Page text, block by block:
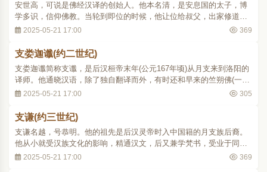
安世高，可说是佛经汉译的创始人。他本名清，是安息国的太子，博
学多识，信仰佛教。当轮到即位的时候，他让位给叔父，出家修道。
他精研阿毗昙，修习禅定，游化西域各地；于汉桓帝建和初年(147)，
相当时期，在宫廷内和社会上都有一些信徒..
2025-05-21 17:00 369
支娄迦谶(约二世纪)
支娄迦谶简称支谶，是后汉桓帝末年(公元167年顷)从月支来到洛阳的
译师。他通晓汉语，除了独自翻译而外，有时还和早来的竺朔佛(一称
竺佛朔)合作。他译经的年代是在灵帝光和、中平年间(178189)，比安
想细致，但他后来不知所终。支谶所译佛..
2025-05-21 17:00 305
支谦(约三世纪)
支谦名越，号恭明。他的祖先是后汉灵帝时入中国籍的月支族后裔。
他从小就受汉族文化的影响，精通汉文，后又兼学梵书，受业于同族
学者支亮，通达大乘佛教理论。他对从前那些过分朴质以致隐晦义理
2025-05-21 17:00 369